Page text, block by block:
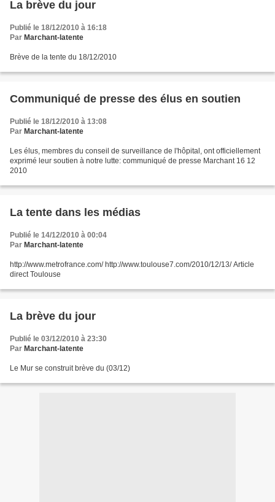
La brève du jour
Publié le 18/12/2010 à 16:18
Par Marchant-latente
Brève de la tente du 18/12/2010
Communiqué de presse des élus en soutien
Publié le 18/12/2010 à 13:08
Par Marchant-latente
Les élus, membres du conseil de surveillance de l'hôpital, ont officiellement
exprimé leur soutien à notre lutte: communiqué de presse Marchant 16 12
2010
La tente dans les médias
Publié le 14/12/2010 à 00:04
Par Marchant-latente
http://www.metrofrance.com/ http://www.toulouse7.com/2010/12/13/ Article
direct Toulouse
La brève du jour
Publié le 03/12/2010 à 23:30
Par Marchant-latente
Le Mur se construit brève du (03/12)